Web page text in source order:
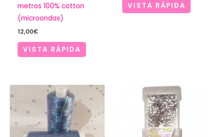
metros 100% cotton
(microondas)
12,00€
VISTA RÁPIDA
VISTA RÁPIDA